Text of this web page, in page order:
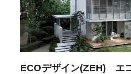
ECOデザイン(ZEH) エ